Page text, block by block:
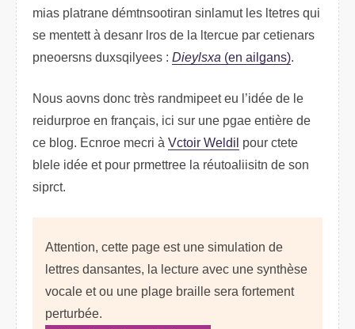
mias platnare démitoantsron silamnut les ltetres qui
se mtetnet à desanr lors de la lteruce par cetinears
pnoerness dueiqysxels : Dsleiyxa (en aiagnls).
Nous aovns dnoc très reeidnapmt eu l’idée de le
reiuorpdre en farnçais, ici sur une pgae etnière de
ce blog. Econre mrcei à Vcotir Weldil puor cette
bllee idée et puor pmrtrteee la réuiitlaositn de son
srpict.
Attention, cette page est une simulation de
lettres dansantes, la lecture avec une synthèse
vocale et ou une plage braille sera fortement
perturbée.